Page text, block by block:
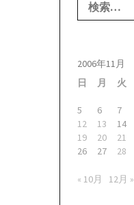
索:
2006年11月
日
月 火
5
6 7
12
13 14
19
20 21
26
27 28
« 10月 12月 »